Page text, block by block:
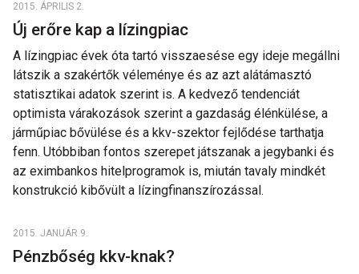
2015. ÁPRILIS 2.
Új erőre kap a lízingpiac
A lízingpiac évek óta tartó visszaesése egy ideje megállni
látszik a szakértők véleménye és az azt alátámasztó
statisztikai adatok szerint is. A kedvező tendenciát
optimista várakozások szerint a gazdaság élénkülése, a
járműpiac bővülése és a kkv-szektor fejlődése tarthatja
fenn. Utóbbiban fontos szerepet játszanak a jegybanki és
az eximbankos hitelprogramok is, miután tavaly mindkét
konstrukció kibővült a lízingfinanszírozással.
2015. JANUÁR 9.
Pénzbőség kkv-knak?